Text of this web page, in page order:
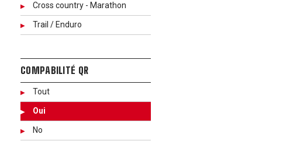
Cross country - Marathon
Trail / Enduro
COMPABILITÉ QR
Tout
Oui
No